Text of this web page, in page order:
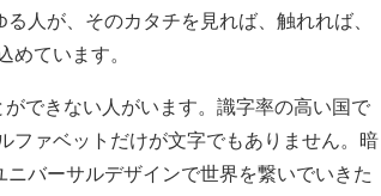
人が、そのカタチを見れば、触れれば、
めています。
できない人がいます。識字率の高い国で
ファベットだけが文字でもありません。暗
バーサルデザインで世界を繋いでいきた